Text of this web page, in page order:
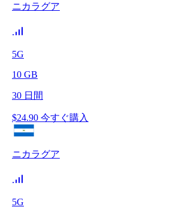
ニカラグア
5G
10 GB
30 日間
$24.90 今すぐ購入
ニカラグア
5G